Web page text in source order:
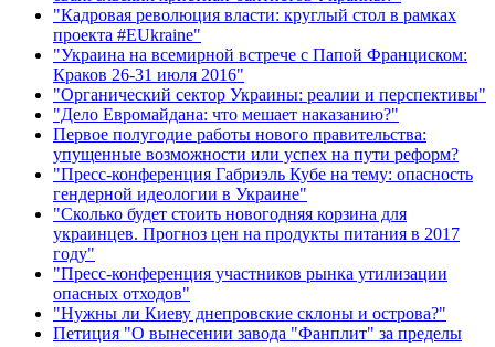
"Кадровая революция власти: круглый стол в рамках
проекта #EUkraine"
"Украина на всемирной встрече с Папой Франциском:
Краков 26-31 июля 2016"
"Органический сектор Украины: реалии и перспективы"
"Дело Евромайдана: что мешает наказанию?"
Первое полугодие работы нового правительства:
упущенные возможности или успех на пути реформ?
"Пресс-конференция Габриэль Кубе на тему: опасность
гендерной идеологии в Украине"
"Сколько будет стоить новогодняя корзина для
украинцев. Прогноз цен на продукты питания в 2017
году"
"Пресс-конференция участников рынка утилизации
опасных отходов"
"Нужны ли Киеву днепровские склоны и острова?"
Петиция "О вынесении завода "Фанплит" за пределы